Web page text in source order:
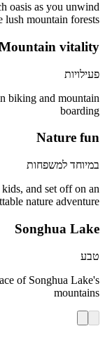
oasis as you unwind
lush mountain forests
vitality
פעילויות
biking and mountain
boarding
Nature fun
במיוחד למשפחות
and set off on an
nature adventure
Songhua Lake
טבע
of Songhua Lake's
mountains